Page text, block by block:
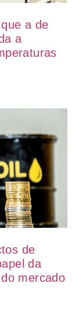
a de
a
de
da
mercado